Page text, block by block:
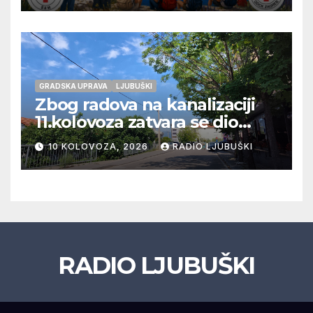
GRADSKA UPRAVA LJUBUŠKI
Zbog radova na kanalizaciji
11.kolovoza zatvara se dio
ulice Petra Barbarića
10 KOLOVOZA, 2026 RADIO LJUBUŠKI
RADIO LJUBUŠKI